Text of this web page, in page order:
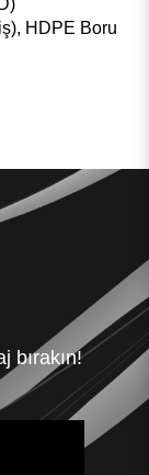
HDPE Boru
bırakın!